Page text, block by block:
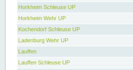
Horkheim Schleuse UP
Horkheim Wehr UP
Kochendorf Schleuse UP
Ladenburg Wehr UP
Lauffen
Lauffen Schleuse UP